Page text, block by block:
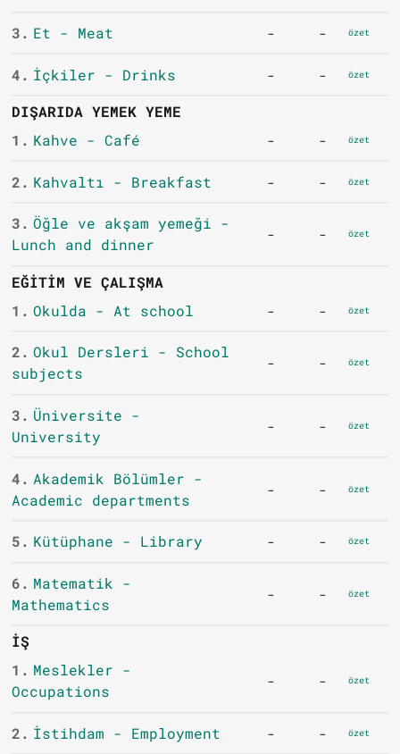
3. Et - Meat - - özet
4. İçkiler - Drinks - - özet
DIŞARIDA YEMEK YEME
1. Kahve - Café - - özet
2. Kahvaltı - Breakfast - - özet
3. Öğle ve akşam yemeği -
Lunch and dinner
- - özet
EĞITIM VE ÇALIŞMA
1. Okulda - At school - - özet
2. Okul Dersleri - School
subjects
- - özet
3. Üniversite -
University
- - özet
4. Akademik Bölümler -
Academic departments
- - özet
5. Kütüphane - Library - - özet
6. Matematik -
Mathematics
- - özet
İŞ
1. Meslekler -
Occupations
- - özet
2. İstihdam - Employment - - özet